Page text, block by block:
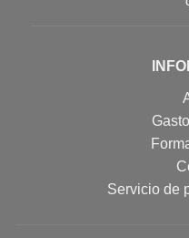
Servicio de